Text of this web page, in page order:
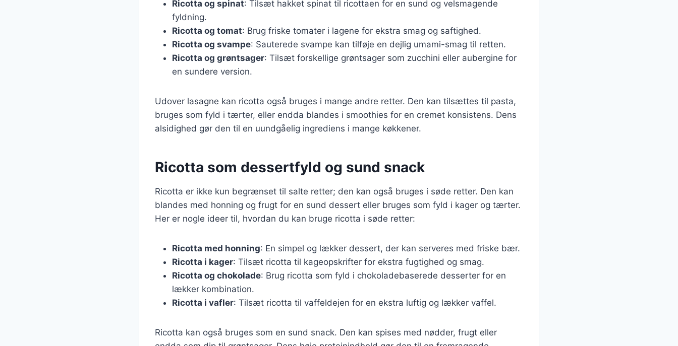
Ricotta og spinat: Tilsæt hakket spinat til ricottaen for en sund og velsmagende
fyldning.
Ricotta og tomat: Brug friske tomater i lagene for ekstra smag og saftighed.
Ricotta og svampe: Sauterede svampe kan tilføje en dejlig umami-smag til retten.
Ricotta og grøntsager: Tilsæt forskellige grøntsager som zucchini eller aubergine for
en sundere version.
Udover lasagne kan ricotta også bruges i mange andre retter. Den kan tilsættes til pasta,
bruges som fyld i tærter, eller endda blandes i smoothies for en cremet konsistens. Dens
alsidighed gør den til en uundgåelig ingrediens i mange køkkener.
Ricotta som dessertfyld og sund snack
Ricotta er ikke kun begrænset til salte retter; den kan også bruges i søde retter. Den kan
blandes med honning og frugt for en sund dessert eller bruges som fyld i kager og tærter.
Her er nogle ideer til, hvordan du kan bruge ricotta i søde retter:
Ricotta med honning: En simpel og lækker dessert, der kan serveres med friske bær.
Ricotta i kager: Tilsæt ricotta til kageopskrifter for ekstra fugtighed og smag.
Ricotta og chokolade: Brug ricotta som fyld i chokoladebaserede desserter for en
lækker kombination.
Ricotta i vafler: Tilsæt ricotta til vaffeldejen for en ekstra luftig og lækker vaffel.
Ricotta kan også bruges som en sund snack. Den kan spises med nødder, frugt eller